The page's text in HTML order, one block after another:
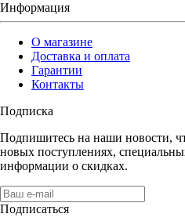
Информация
О магазине
Доставка и оплата
Гарантии
Контакты
Подписка
Подпишитесь на наши новости,
новых поступлениях,
информации о скидках.
Подписаться